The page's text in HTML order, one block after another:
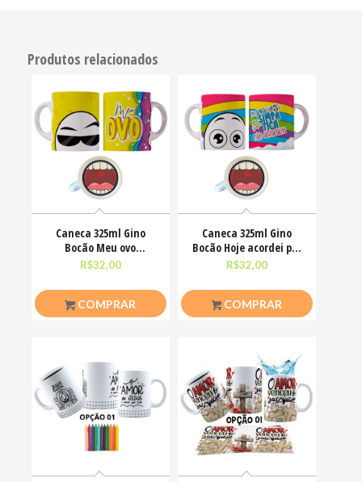
Produtos relacionados
Caneca 325ml Gino
Bocão Meu ovo
Engraçadas Meme
R$32,00
COMPRAR
Caneca 325ml Gino
Bocão Hoje acordei pra
ser simpática não
R$32,00
COMPRAR